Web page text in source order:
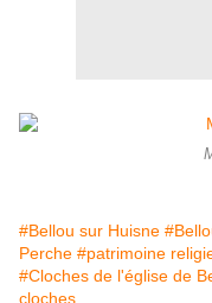
#Bellou sur Huisne
Perche #patrimoine
#Cloches de l'église de
cloches